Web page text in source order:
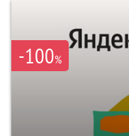
-100%